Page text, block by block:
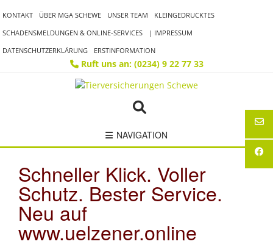
to
content
KONTAKT ÜBER MGA SCHEWE UNSER TEAM
KLEINGEDRUCKTES
SCHADENSMELDUNGEN & ONLINE-SERVICES
| IMPRESSUM
DATENSCHUTZERKLÄRUNG
ERSTINFORMATION
Ruft uns an: (0234) 9 22 77 33
NAVIGATION
Schneller Klick. Voller
Schutz. Bester Service.
Neu auf
www.uelzener.online